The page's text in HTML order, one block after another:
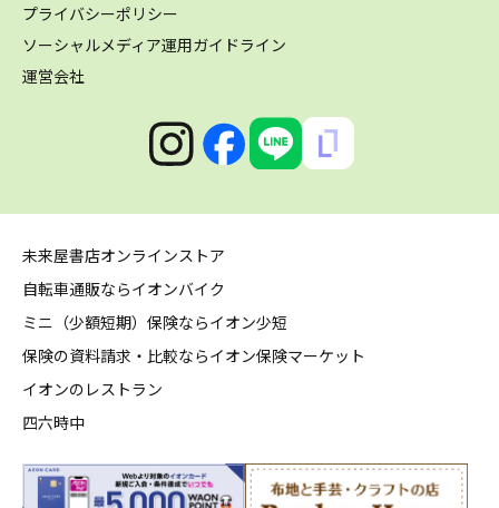
プライバシーポリシー
ソーシャルメディア運用ガイドライン
運営会社
未来屋書店オンラインストア
自転車通販ならイオンバイク
ミニ（少額短期）保険ならイオン少短
保険の資料請求・比較ならイオン保険マーケット
イオンのレストラン
四六時中